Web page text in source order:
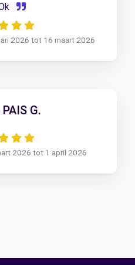
2026 tot 16 maart 2026
G.
2026 tot 1 april 2026